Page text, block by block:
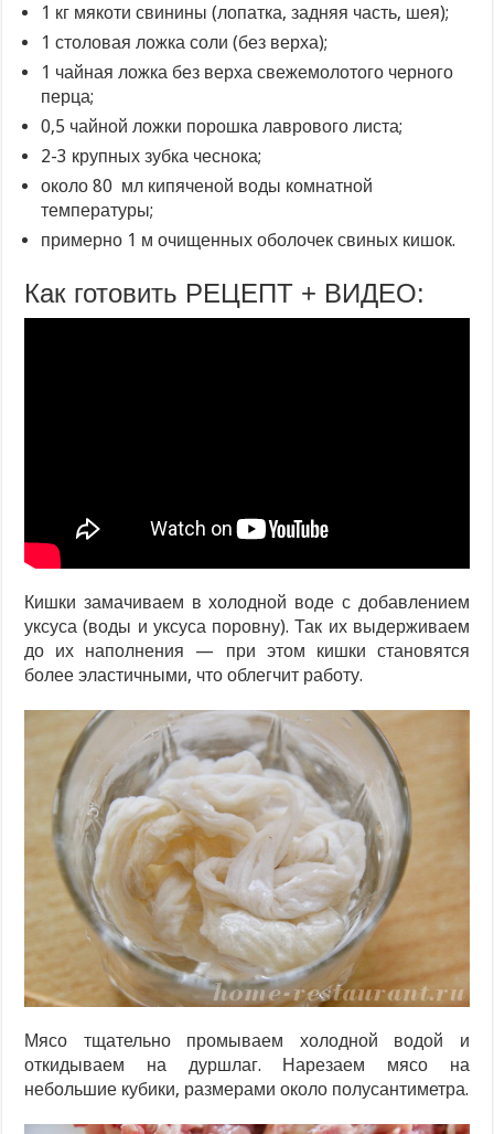
1 кг мякоти свинины (лопатка, задняя часть, шея);
1 столовая ложка соли (без верха);
1 чайная ложка без верха свежемолотого черного
перца;
0,5 чайной ложки порошка лаврового листа;
2-3 крупных зубка чеснока;
около 80 мл кипяченой воды комнатной
температуры;
примерно 1 м очищенных оболочек свиных кишок.
Как готовить РЕЦЕПТ + ВИДЕО:
Кишки замачиваем в холодной воде с добавлением
уксуса (воды и уксуса поровну). Так их выдерживаем
до их наполнения — при этом кишки становятся
более эластичными, что облегчит работу.
Мясо тщательно промываем холодной водой и
откидываем на дуршлаг. Нарезаем мясо на
небольшие кубики, размерами около полусантиметра.